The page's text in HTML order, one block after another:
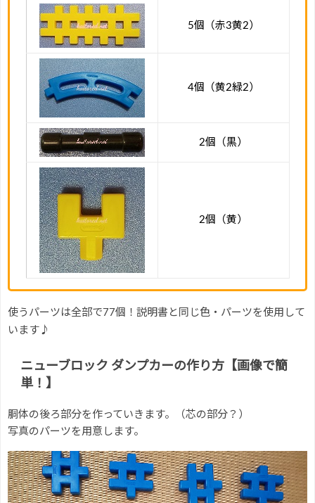
5個（赤3黄2）
4個（黄2緑2）
2個（黒）
2個（黄）
使うパーツは全部で77個！説明書と同じ色・パーツを使用して
います♪
ニューブロック ダンプカーの作り方【画像で簡
単！】
胴体の後ろ部分を作っていきます。（芯の部分？）
写真のパーツを用意します。